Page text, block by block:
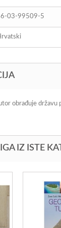
03-99509-5
obrađuje državu
IZ ISTE